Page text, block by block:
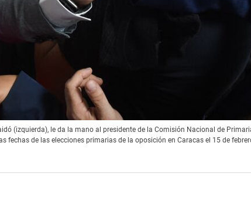
(izquierda), le da la mano al presidente de la Comisión Nacional de
fechas de las elecciones primarias de la oposición en Caracas el 15 de